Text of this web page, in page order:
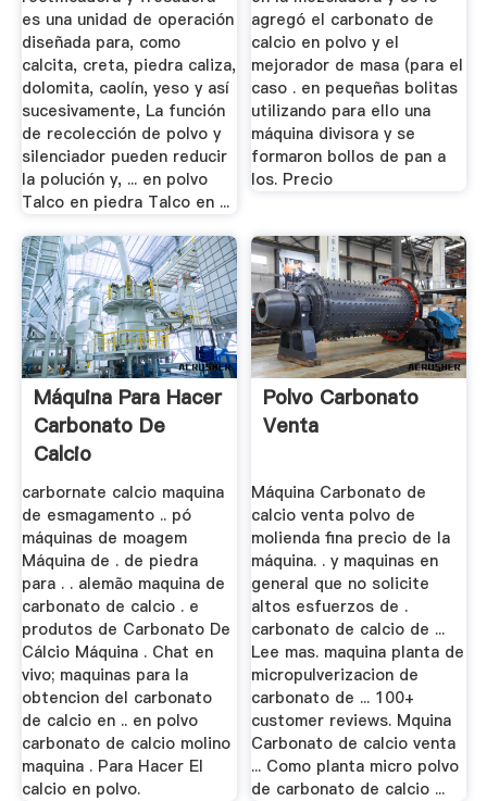
es una unidad de operación
diseñada para, como
calcita, creta, piedra caliza,
dolomita, caolín, yeso y así
sucesivamente, La función
de recolección de polvo y
silenciador pueden reducir
la polución y, ... en polvo
Talco en piedra Talco en ...
agregó el carbonato de
calcio en polvo y el
mejorador de masa (para el
caso . en pequeñas bolitas
utilizando para ello una
máquina divisora y se
formaron bollos de pan a
los. Precio
Máquina Para Hacer
Carbonato De
Calcio
carbornate calcio maquina
de esmagamento .. pó
máquinas de moagem
Máquina de . de piedra
para . . alemão maquina de
carbonato de calcio . e
produtos de Carbonato De
Cálcio Máquina . Chat en
vivo; maquinas para la
obtencion del carbonato
de calcio en .. en polvo
carbonato de calcio molino
maquina . Para Hacer El
calcio en polvo.
Polvo Carbonato
Venta
Máquina Carbonato de
calcio venta polvo de
molienda fina precio de la
máquina. . y maquinas en
general que no solicite
altos esfuerzos de .
carbonato de calcio de ...
Lee mas. maquina planta de
micropulverizacion de
carbonato de ... 100+
customer reviews. Mquina
Carbonato de calcio venta
... Como planta micro polvo
de carbonato de calcio ...